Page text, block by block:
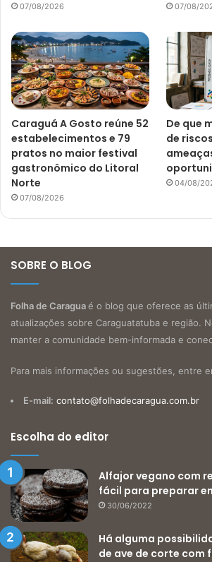
07/08/2026 07/08/
Caraguá A Gosto reúne 52
estabelecimentos e 79
pratos no maior festival
gastronômico do Litoral
Norte
07/08/2026
De que
de
04/08/
SOBRE O BLOG
Folha de Caraguaé o blog que oferece as
atualizações sobre Caraguatatuba e região.
manter a comunidade bem-informada e
Para mais informações ou sugestões, entre
E-mail: contato@folhadecaragua.com.br
Escolha do editor
Alfajor vegano com
fácil para preparar
30/06/2022
Há alguma
de ave de corte com